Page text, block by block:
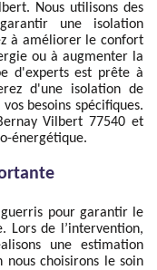
Nous utilisons des
une isolation
à améliorer le confort
ou à augmenter la
d'experts est prête à
d'une isolation de
besoins spécifiques.
Vilbert 77540 et
énergétique.
pour garantir le
Lors de l’intervention,
une estimation
nous choisirons le soin